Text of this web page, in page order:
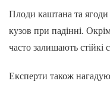
Плоди каштана та
кузов при падінні.
часто залишають стійкі
Експерти також